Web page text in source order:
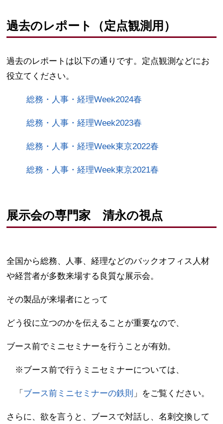
過去のレポート（定点観測用）
過去のレポートは以下の通りです。定点観測などにお
役立てください。
総務・人事・経理Week2024春
総務・人事・経理Week2023春
総務・人事・経理Week東京2022春
総務・人事・経理Week東京2021春
展示会の専門家 清永の視点
全国から総務、人事、経理などのバックオフィス人材
や経営者が多数来場する良質な展示会。
その製品が来場者にとって
どう役に立つのかを伝えることが重要なので、
ブース前でミニセミナーを行うことが有効。
※ブース前で行うミニセミナーについては、
「 ブース前ミニセミナーの鉄則 」をご覧ください。
さらに、欲を言うと、ブースで対話し、名刺交換して